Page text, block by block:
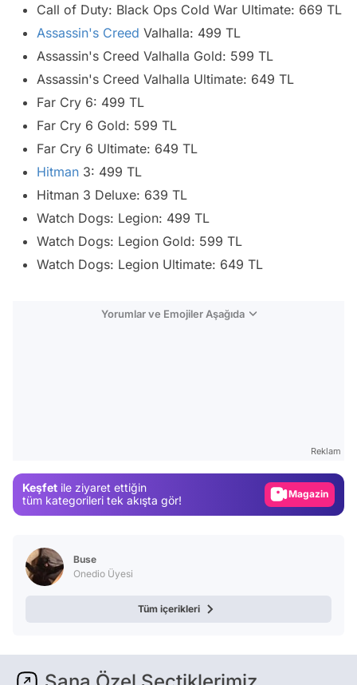
Call of Duty: Black Ops Cold War Ultimate: 669 TL
Assassin's Creed Valhalla: 499 TL
Assassin's Creed Valhalla Gold: 599 TL
Assassin's Creed Valhalla Ultimate: 649 TL
Far Cry 6: 499 TL
Far Cry 6 Gold: 599 TL
Far Cry 6 Ultimate: 649 TL
Hitman 3: 499 TL
Hitman 3 Deluxe: 639 TL
Watch Dogs: Legion: 499 TL
Watch Dogs: Legion Gold: 599 TL
Watch Dogs: Legion Ultimate: 649 TL
Yorumlar ve Emojiler Aşağıda
Reklam
Keşfet ile ziyaret ettiğin
tüm kategorileri tek akışta gör!
Gündem
Magazin
Video
Buse
Onedio Üyesi
Tüm içerikleri